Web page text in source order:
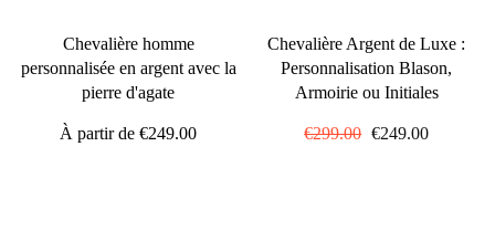
Chevalière homme
personnalisée en argent avec la
pierre d'agate
À partir de€249.00
Chevalière Argent de Luxe :
Personnalisation Blason,
Armoirie ou Initiales
Prix
€299.00 Prix
€249.00